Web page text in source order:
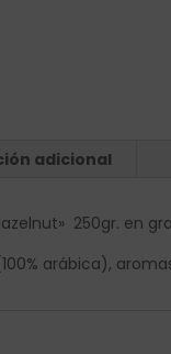
adicional
250gr. en
arábica),